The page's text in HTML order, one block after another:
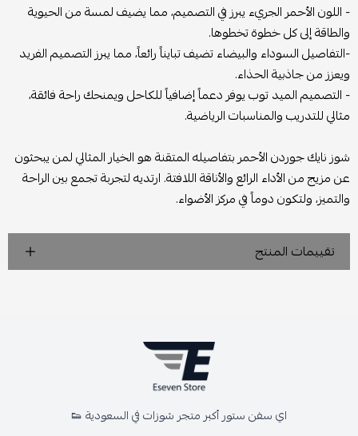
- اللون الأحمر الجريء يبرز في التصميم، مما يضيف لمسة من الحيوية
والطاقة إلى كل خطوة تخطوها.
-التفاصيل السوداء والبيضاء تضيف تبايناً رائعاً، مما يبرز التصميم الفريد
ويعزز من جاذبية الحذاء.
- التصميم الميد توب يوفر دعماً إضافياً للكاحل ويمنحك راحة فائقة،
مثالي للتدريب والمناسبات الرياضية.
شوز نايك جوردن الأحمر بتفاصيله المتقنة هو الخيار المثالي لمن يبحثون
عن مزيج من الأداء الرائع والأناقة اللافتة. ارتديه لتجربة تجمع بين الراحة
والتميز، ولتكون دوماً في مركز الأضواء.
تقييمات المنتج
اي سفن ستور أكبر متجر شوزات في السعودية 👟